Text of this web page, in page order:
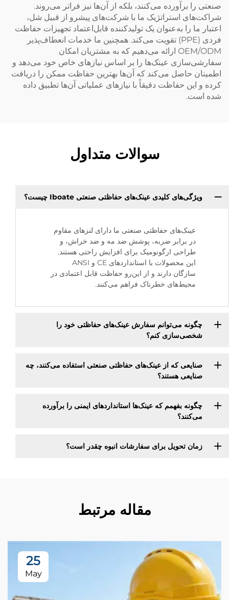
صنعتی را برآورده می‌کنند، بلکه از آن‌ها نیز فراتر می‌روند.
شراکت‌های استراتژیک ما با شرکت‌های پیشرو از قبیل شل،
اعتبار ما را به‌عنوان یک تولیدکننده قابل‌اعتماد تجهیزات حفاظت
فردی (PPE) تقویت می‌کند. همچنین ما خدمات انعطاف‌پذیر
OEM/ODM ارائه می‌دهیم که به مشتریان امکان
سفارشی‌سازی عینک‌ها را بر اساس نیازهای خاص خود می‌دهد و
اطمینان حاصل می‌کند که آن‌ها بهترین حفاظت ممکن را دریافت
کرده و این حفاظت دقیقاً با نیازهای عملیاتی آن‌ها تطبیق داده
شده است.
سوالات متداول
ویژگی‌های کلیدی عینک‌های حفاظتی صنعتی Iboate چیست؟
عینک‌های حفاظتی صنعتی ما دارای لنزهای مقاوم
در برابر ضربه، پوشش ضد مه و ضد خراش، و
طراحی ارگونومیک برای افزایش راحتی هستند.
این محصولات با استانداردهای CE و ANSI
سازگان دارند و از این‌رو حفاظت قابل اعتمادی در
محیط‌های خطرناک فراهم می‌کنند.
چگونه می‌توانم سفارش عینک‌های حفاظتی خود را
شخصی‌سازی کنم؟
صنایعی که از عینک‌های حفاظتی صنعتی استفاده می‌کنند، چه
صنایعی هستند؟
چگونه بفهمم که عینک‌ها استانداردهای ایمنی را برآورده
می‌کنند؟
زمان تحویل برای سفارشات انبوه چقدر است؟
مقاله مرتبط
25
May